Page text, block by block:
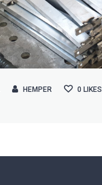
HEMPER 0 LIKES